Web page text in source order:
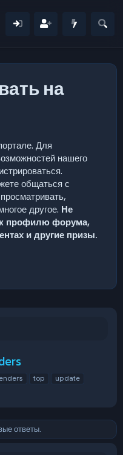
на
Для
нашего
общаться с
другое. Не
к профилю форума,
и другие призы.
top
update
ответы.